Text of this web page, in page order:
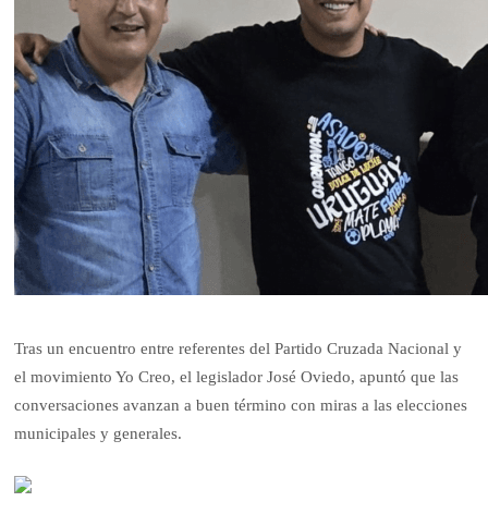
Tras un encuentro entre referentes del Partido Cruzada Nacional y
el movimiento Yo Creo, el legislador José Oviedo, apuntó que las
conversaciones avanzan a buen término con miras a las elecciones
municipales y generales.